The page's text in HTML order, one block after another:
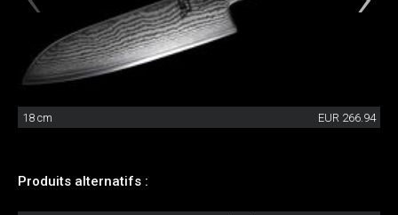
18 cm EUR 266.94
Produits alternatifs :